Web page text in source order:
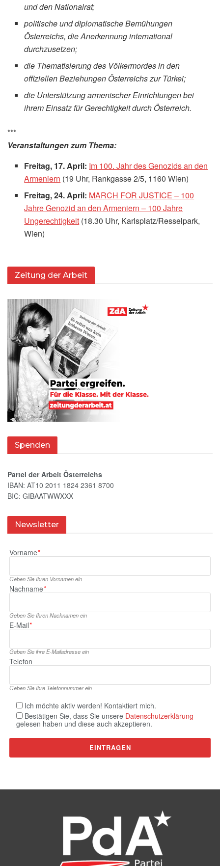
und den Nationalrat;
politische und diplomatische Bemühungen
Österreichs, die Anerkennung international
durchzusetzen;
die Thematisierung des Völkermordes in den
offiziellen Beziehungen Österreichs zur Türkei;
die Unterstützung armenischer Einrichtungen bei
ihrem Einsatz für Gerechtigkeit durch Österreich.
***
Veranstaltungen zum Thema:
Freitag, 17. April: Im 100. Jahr des Genozids an den
Armeniern (19 Uhr, Rankgasse 2/5, 1160 Wien)
Freitag, 24. April: MARCH FOR JUSTICE – 100
Jahre Genozid an den Armeniern – 100 Jahre
Ungerechtigkeit (18.30 Uhr, Karlsplatz/Resselpark,
Wien)
Zeitung der Arbeit
Spenden
Partei der Arbeit Österreichs
IBAN: AT10 2011 1824 2361 8700
BIC: GIBAATWWXXX
Newsletter
Vorname*
Geben Sie Ihren Vornamen ein
Nachname*
Geben Sie Ihren Nachnamen ein
E‑Mail*
Geben Sie ihre E‑Mailadresse ein
Telefon
Geben Sie Ihre Telefonnummer ein
Ich möchte aktiv werden! Kontaktiert mich.
Bestätigen Sie, dass Sie unsere Datenschutzerklärung
gelesen haben und diese auch akzeptieren.